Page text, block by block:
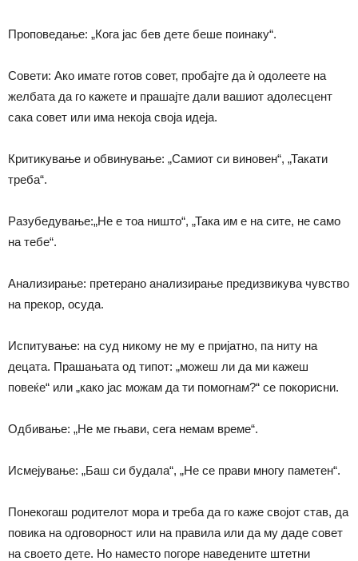
Проповедање: „Кога јас бев дете беше поинаку“.
Совети: Ако имате готов совет, пробајте да ѝ одолеете на
желбата да го кажете и прашајте дали вашиот адолесцент
сака совет или има некоја своја идеја.
Критикување и обвинување: „Самиот си виновен“, „Такати
треба“.
Разубедување:„Не е тоа ништо“, „Така им е на сите, не само
на тебе“.
Анализирање: претерано анализирање предизвикува чувство
на прекор, осуда.
Испитување: на суд никому не му е пријатно, па ниту на
децата. Прашањата од типот: „можеш ли да ми кажеш
повеќе“ или „како јас можам да ти помогнам?“ се покорисни.
Одбивање: „Не ме гњави, сега немам време“.
Исмејување: „Баш си будала“, „Не се прави многу паметен“.
Понекогаш родителот мора и треба да го каже својот став, да
повика на одговорност или на правила или да му даде совет
на своето дете. Но наместо погоре наведените штетни